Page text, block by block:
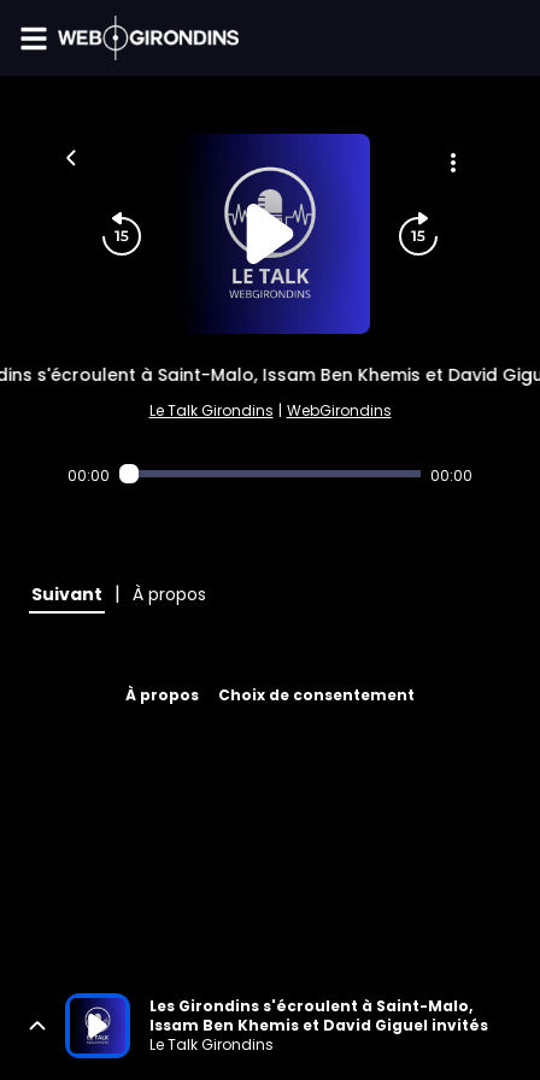
s'écroulent à Saint-Malo, Issam Ben Khemis et David
Le Talk Girondins | WebGirondins
00:00 00:00
Suivant | À propos
À propos Choix de consentement
Les Girondins s'écroulent à Saint-Malo,
Issam Ben Khemis et David Giguel invités
Le Talk Girondins